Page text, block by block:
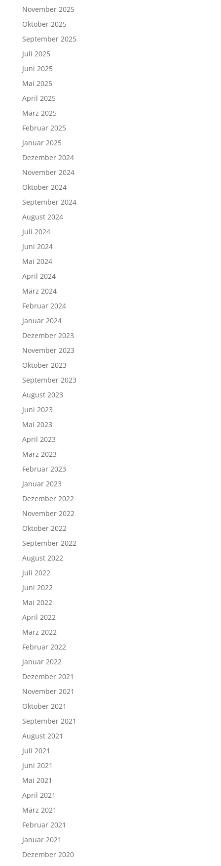
November 2025
Oktober 2025
September 2025
Juli 2025
Juni 2025
Mai 2025
April 2025
März 2025
Februar 2025
Januar 2025
Dezember 2024
November 2024
Oktober 2024
September 2024
August 2024
Juli 2024
Juni 2024
Mai 2024
April 2024
März 2024
Februar 2024
Januar 2024
Dezember 2023
November 2023
Oktober 2023
September 2023
August 2023
Juni 2023
Mai 2023
April 2023
März 2023
Februar 2023
Januar 2023
Dezember 2022
November 2022
Oktober 2022
September 2022
August 2022
Juli 2022
Juni 2022
Mai 2022
April 2022
März 2022
Februar 2022
Januar 2022
Dezember 2021
November 2021
Oktober 2021
September 2021
August 2021
Juli 2021
Juni 2021
Mai 2021
April 2021
März 2021
Februar 2021
Januar 2021
Dezember 2020